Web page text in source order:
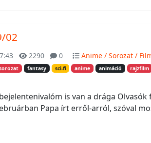
02
2290 0 Anime / Sorozat /
fantasy sci-fi anime animáció rajzfilm
is van a drága Olvasók
Papa írt erről-arról, szóval